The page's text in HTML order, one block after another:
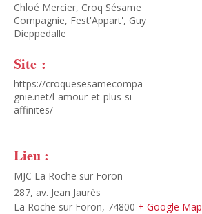
Chloé Mercier, Croq Sésame
Compagnie, Fest'Appart', Guy
Dieppedalle
Site :
https://croquesesamecompa
gnie.net/l-amour-et-plus-si-
affinites/
Lieu :
MJC La Roche sur Foron
287, av. Jean Jaurès
La Roche sur Foron, 74800 + Google Map